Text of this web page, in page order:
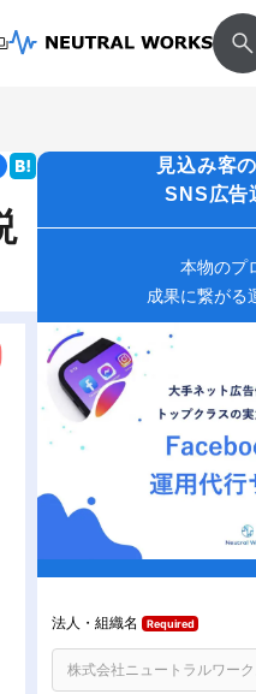
見込み客
SNS広告
本物のプ
成果に繋がる